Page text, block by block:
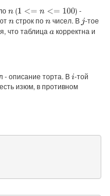
n(1<=n<=100
) -
nстрок поnчисел. Вj-тое
что таблицаaкорректна и
- описание торта. Вi-той
изюм, в противном